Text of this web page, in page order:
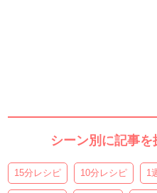
シーン別に記事を
15分レシピ 10分レシピ 1